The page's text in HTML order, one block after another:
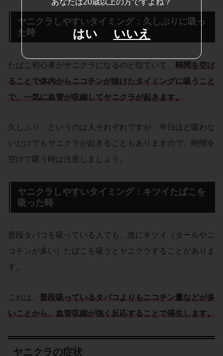
ヤニクラしやすいタイミング：久しぶりに吸っ
た時
たばこ初心者がヤニクラになるのと似ていて、
時間を空け
ることで体内からニコチンが抜けたタイミングに吸うこと
で、一気に血管が収縮してヤニクラが起きます。
久しぶり、というのは人それぞれですが、半日ほど吸わな
いだけでもヤニクラが起きることもありますので、時間を
空けて吸う時は注意しましょう。
ヤニクラしやすいタイミング：キツイたばこを
吸った時
普段タバコを吸っている人でも、急にキツイ（タールやニ
コチンが多い）たばこを吸うとヤニクラすることがありま
す。
これは、 普段吸っているタバコよりもニコチン量などが多
いことから、血管収縮が強く反応することで発生します。
ヤニクラの症状
あなたは20歳以上の方ですよね？
はい いいえ